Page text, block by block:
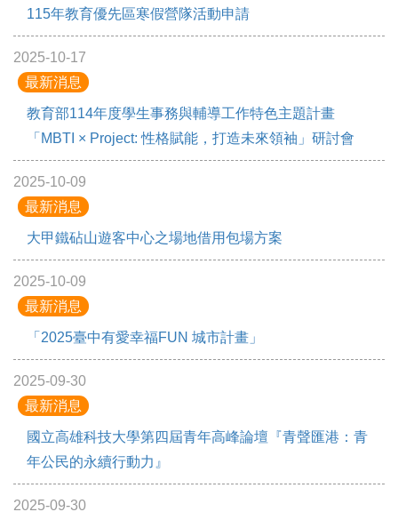
115年教育優先區寒假營隊活動申請
2025-10-17
最新消息
教育部114年度學生事務與輔導工作特色主題計畫
「MBTI × Project: 性格賦能，打造未來領袖」研討會
2025-10-09
最新消息
大甲鐵砧山遊客中心之場地借用包場方案
2025-10-09
最新消息
「2025臺中有愛幸福FUN 城市計畫」
2025-09-30
最新消息
國立高雄科技大學第四屆青年高峰論壇『青聲匯港：青
年公民的永續行動力』
2025-09-30